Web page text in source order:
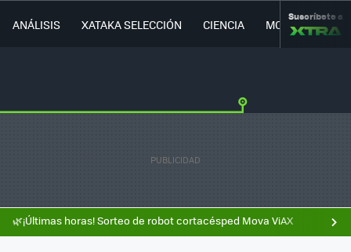
ANÁLISIS XATAKA SELECCIÓN CIENCIA MOVILIDAD
Suscríbete a
🌿¡Últimas horas! Sorteo de robot cortacésped Mova ViAX